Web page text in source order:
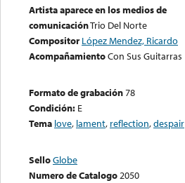
Artista aparece en los medios de
comunicaciónTrio Del Norte
Compositor López Mendez, Ricardo
AcompañamientoCon Sus Guitarras
Formato de grabación78
Condición: E
Tema love, lament, reflection,despair
SelloGlobe
Numero de Catalogo2050